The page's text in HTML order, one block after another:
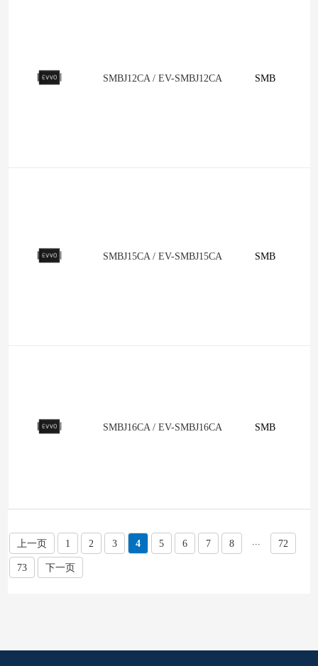
SMBJ12CA / EV-SMBJ12CA SMB
SMBJ15CA / EV-SMBJ15CA SMB
SMBJ16CA / EV-SMBJ16CA SMB
上一页 1 2 3 4 5 6 7 8 72
73 下一页